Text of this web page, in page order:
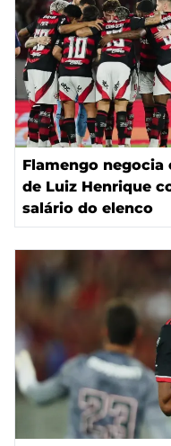
Flamengo negocia
de Luiz Henrique
salário do elenco